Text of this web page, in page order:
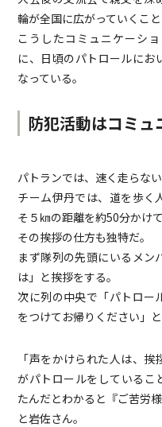
輪が全国に広がっていくこと
こうしたコミュニケーシ
に、日頃のパトロールにお
なっている。
防犯活動はコミュ
パトランでは、速く走らない
チーム伊丹では、道を歩く
そ５㎞の距離を約50分かけて
その挨拶の仕方も独特だ。
まず隊列の先頭にいるメン
は」と挨拶をする。
次に列の中央で「パトロー
をつけてお帰りください」
「声をかけられた人は、
がパトロールをしているこ
たんだとわかると『ご苦労
と岩佐さん。